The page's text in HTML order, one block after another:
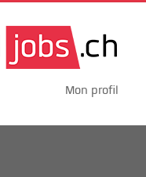
Mon profil